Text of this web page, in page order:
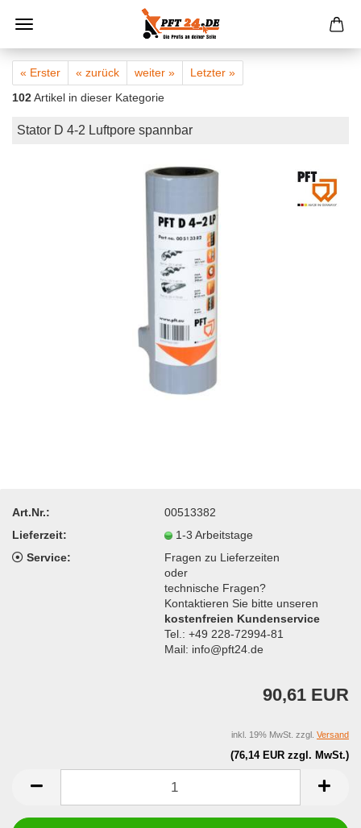
« Erster « zurück weiter »
Letzter »
102Artikel in dieser Kategorie
Stator D 4-2 Luftpore spannbar
Art.Nr.:
00513382
Lieferzeit:
1-3 Arbeitstage
Service:
Fragen zu Lieferzeiten
oder
technische Fragen?
Kontaktieren Sie bitte unseren
kostenfreien Kundenservice
Tel.: +49 228-72994-81
Mail: info@pft24.de
90,61 EUR
(76,14 EUR zzgl. MwSt.)
inkl. 19% MwSt. zzgl. Versand